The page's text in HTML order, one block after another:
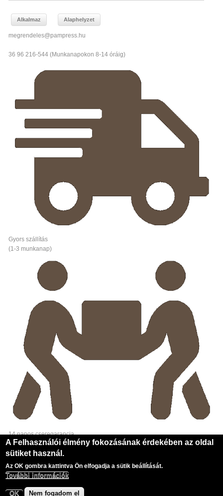
megrendeles@pampress.hu
36 96 216-544 (Munkanapokon 8-14 óráig)
Gyors szállítás
(1-3 munkanap)
14 napos cseregarancia
Designed by Zymphonies theme
A Felhasználói élmény fokozásának érdekében az oldal
sütiket használ.
Az OK gombra kattintva Ön elfogadja a sütik beállítását.
További információk
OK Nem fogadom el